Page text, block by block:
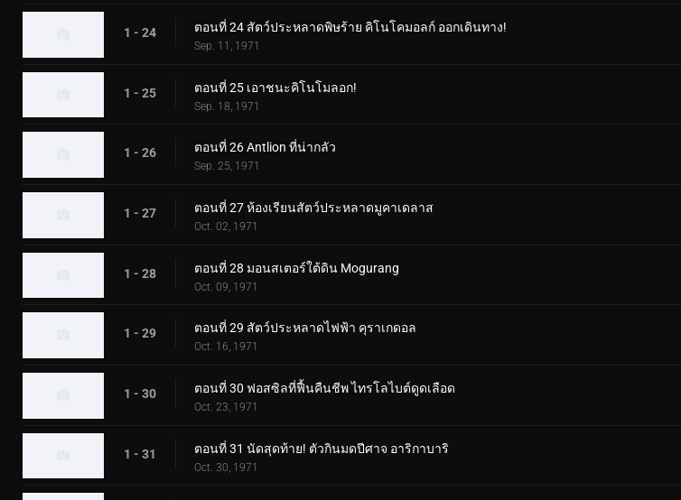
1 - 24 ตอนที่ 24 สัตว์ประหลาดพิษร้าย คิโนโคมอลก์ ออกเดินทาง!
Sep. 11, 1971
1 - 25 ตอนที่ 25 เอาชนะคิโนโมลอก!
Sep. 18, 1971
1 - 26 ตอนที่ 26 Antlion ที่น่ากลัว
Sep. 25, 1971
1 - 27 ตอนที่ 27 ห้องเรียนสัตว์ประหลาดมูคาเดลาส
Oct. 02, 1971
1 - 28 ตอนที่ 28 มอนสเตอร์ใต้ดิน Mogurang
Oct. 09, 1971
1 - 29 ตอนที่ 29 สัตว์ประหลาดไฟฟ้า คุราเกดอล
Oct. 16, 1971
1 - 30 ตอนที่ 30 ฟอสซิลที่ฟื้นคืนชีพ ไทรโลไบต์ดูดเลือด
Oct. 23, 1971
1 - 31 ตอนที่ 31 นัดสุดท้าย! ตัวกินมดปีศาจ อาริกาบาริ
Oct. 30, 1971